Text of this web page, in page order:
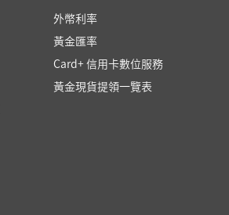
外幣利率
黃金匯率
Card+ 信用卡數位服務
黃金現貨提領一覽表